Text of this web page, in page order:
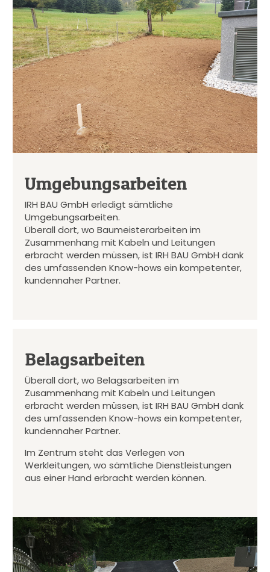
Umgebungsarbeiten
IRH BAU GmbH erledigt sämtliche
Umgebungsarbeiten.
Überall dort, wo Baumeisterarbeiten im
Zusammenhang mit Kabeln und Leitungen
erbracht werden müssen, ist IRH BAU GmbH dank
des umfassenden Know-hows ein kompetenter,
kundennaher Partner.
Belagsarbeiten
Überall dort, wo Belagsarbeiten im
Zusammenhang mit Kabeln und Leitungen
erbracht werden müssen, ist IRH BAU GmbH dank
des umfassenden Know-hows ein kompetenter,
kundennaher Partner.
Im Zentrum steht das Verlegen von
Werkleitungen, wo sämtliche Dienstleistungen
aus einer Hand erbracht werden können.